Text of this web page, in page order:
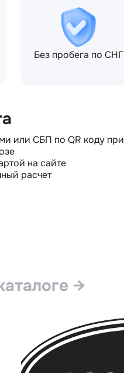
Без пробега по СНГ
или СБП по QR коду при
на сайте
расчет
→